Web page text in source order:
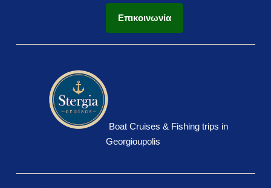
Επικοινωνία
Boat Cruises & Fishing trips in
Georgioupolis